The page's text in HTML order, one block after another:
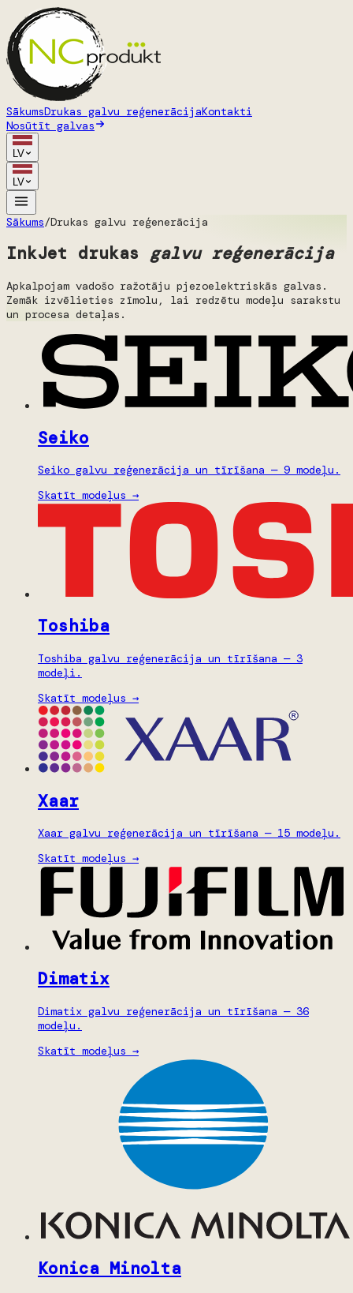
SākumsDrukas galvu reģenerācijaKontakti
Nosūtīt galvas
LV
LV
Sākums/Drukas galvu reģenerācija
InkJet drukas galvu reģenerācija
Apkalpojam vadošo ražotāju pjezoelektriskās galvas.
Zemāk izvēlieties zīmolu, lai redzētu modeļu sarakstu
un procesa detaļas.
Seiko
Seiko galvu reģenerācija un tīrīšana — 9 modeļu.
Skatīt modeļus →
Toshiba
Toshiba galvu reģenerācija un tīrīšana — 3
modeļi.
Skatīt modeļus →
Xaar
Xaar galvu reģenerācija un tīrīšana — 15 modeļu.
Skatīt modeļus →
Dimatix
Dimatix galvu reģenerācija un tīrīšana — 36
modeļu.
Skatīt modeļus →
Konica Minolta